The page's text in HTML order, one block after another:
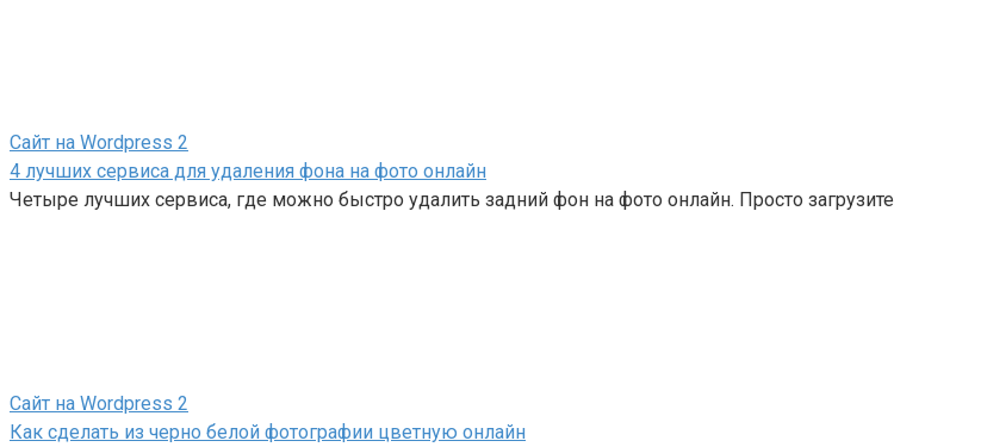
Сайт на Wordpress 2
4 лучших сервиса для удаления фона на фото онлайн
Четыре лучших сервиса, где можно быстро удалить задний фон на фото онлайн. Просто загрузите
Сайт на Wordpress 2
Как сделать из черно белой фотографии цветную онлайн